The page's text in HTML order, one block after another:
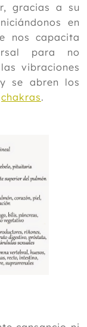
gracias a su
en
nos capacita
para no
vibraciones
se abren los
chakras.